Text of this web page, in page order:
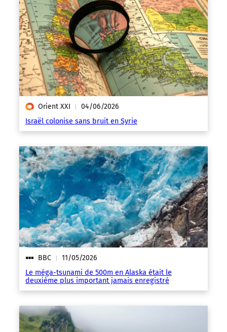
Orient XXI | 04/06/2026
Israël colonise sans bruit en Syrie
BBC | 11/05/2026
Le méga-tsunami de 500m en Alaska était le
deuxième plus important jamais enregistré